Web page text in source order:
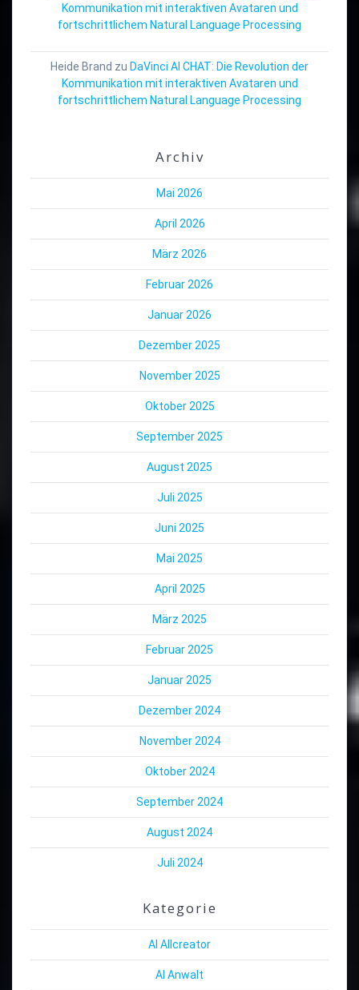
Kommunikation mit interaktiven Avataren und
fortschrittlichem Natural Language Processing
Heide Brand zu DaVinci AI CHAT: Die Revolution der
Kommunikation mit interaktiven Avataren und
fortschrittlichem Natural Language Processing
Archiv
Mai 2026
April 2026
März 2026
Februar 2026
Januar 2026
Dezember 2025
November 2025
Oktober 2025
September 2025
August 2025
Juli 2025
Juni 2025
Mai 2025
April 2025
März 2025
Februar 2025
Januar 2025
Dezember 2024
November 2024
Oktober 2024
September 2024
August 2024
Juli 2024
Kategorie
AI Allcreator
AI Anwalt